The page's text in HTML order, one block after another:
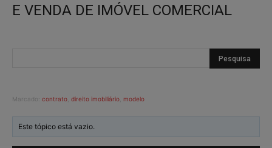
E VENDA DE IMÓVEL COMERCIAL
Marcado: contrato direito imobiliário modelo
Este tópico está vazio.